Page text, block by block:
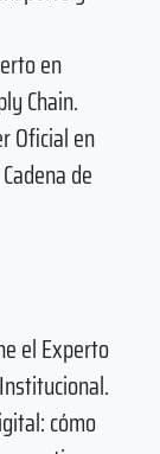
en
Chain.
Oficial en
de
el Experto
cómo